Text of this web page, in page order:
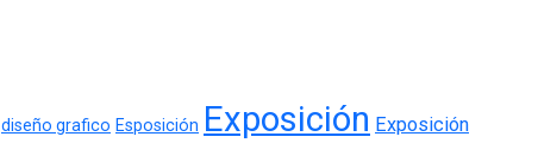
diseño grafico Esposición Exposición Exposición